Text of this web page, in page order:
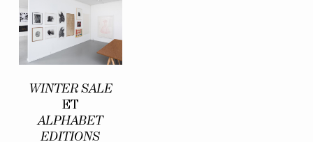
WINTER SALE
ET
ALPHABET
EDITIONS